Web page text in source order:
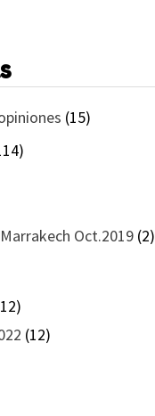
(15)
Oct.2019(2)
(12)